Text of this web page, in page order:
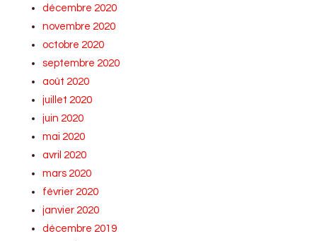
décembre 2020
novembre 2020
octobre 2020
septembre 2020
août 2020
juillet 2020
juin 2020
mai 2020
avril 2020
mars 2020
février 2020
janvier 2020
décembre 2019